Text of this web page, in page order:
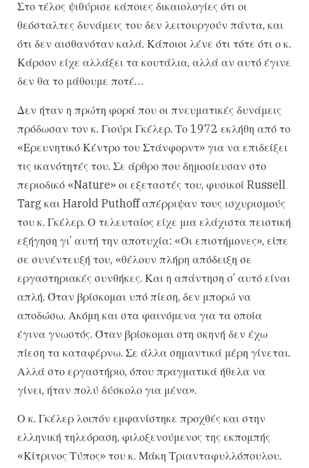
Στο τέλος ψιθύρισε κάποιες δικαιολογίες ότι οι
θεόσταλτες δυνάμεις του δεν λειτουργούν πάντα, και
ότι δεν αισθανόταν καλά. Κάποιοι λένε ότι τότε ότι ο κ.
Κάρσον είχε αλλάξει τα κουτάλια, αλλά αν αυτό έγινε
δεν θα το μάθουμε ποτέ…
Δεν ήταν η πρώτη φορά που οι πνευματικές δυνάμεις
πρόδωσαν τον κ. Γιούρι Γκέλερ. Το 1972 εκλήθη από το
«Ερευνητικό Κέντρο του Στάνφορντ» για να επιδείξει
τις ικανότητές του. Σε άρθρο που δημοσίευσαν στο
περιοδικό «Nature» οι εξεταστές του, φυσικοί Russell
Targ και Harold Puthoff απέρριψαν τους ισχυρισμούς
του κ. Γκέλερ. Ο τελευταίος είχε μια ελάχιστα πειστική
εξήγηση γι’ αυτή την αποτυχία: «Οι επιστήμονες», είπε
σε συνέντευξή του, «θέλουν πλήρη απόδειξη σε
εργαστηριακές συνθήκες. Και η απάντηση σ’ αυτό είναι
απλή. Όταν βρίσκομαι υπό πίεση, δεν μπορώ να
αποδώσω. Ακόμη και στα φαινόμενα για τα οποία
έγινα γνωστός. Όταν βρίσκομαι στη σκηνή δεν έχω
πίεση τα καταφέρνω. Σε άλλα σημαντικά μέρη γίνεται.
Αλλά στο εργαστήριο, όπου πραγματικά ήθελα να
γίνει, ήταν πολύ δύσκολο για μένα».
Ο κ. Γκέλερ λοιπόν εμφανίστηκε προχθές και στην
ελληνική τηλεόραση, φιλοξενούμενος της εκπομπής
«Κίτρινος Τύπος» του κ. Μάκη Τριανταφυλλόπουλου.